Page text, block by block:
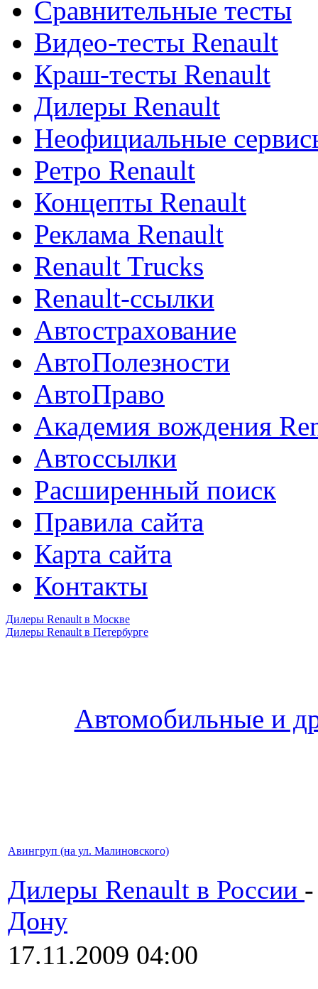
Сравнительные тесты
Видео-тесты Renault
Краш-тесты Renault
Дилеры Renault
Неофициальные
Ретро Renault
Концепты Renault
Реклама Renault
Renault Trucks
Renault-ссылки
Автострахование
АвтоПолезности
АвтоПраво
Академия вождения
Автоссылки
Расширенный поиск
Правила сайта
Карта сайта
Контакты
Дилеры Renault в Москве
Дилеры Renault в Петербурге
Автомобильные и
Авингруп (на ул. Малиновского)
Дилеры Renault в России
Дону
17.11.2009 04:00